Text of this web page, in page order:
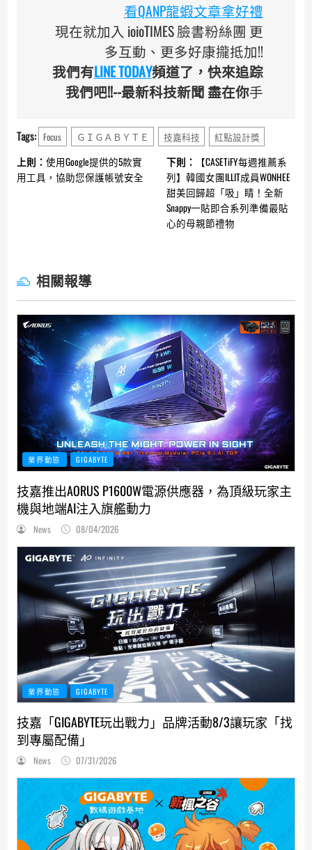
看QANP龍蝦文章拿好禮
現在就加入 ioioTIMES 臉書粉絲團 更
多互動、更多好康攏抵加!!
我們有LINE TODAY頻道了，快來追踪
我們吧!!--最新科技新聞 盡在你手
Tags: Focus ＧＩＧＡＢＹＴＥ 技嘉科技 紅點設計獎
Continue
Reading
上則： 使用Google提供的5款實
用工具，協助您保護帳號安全
下則：
【CASETiFY每週推薦系
列】韓國女團ILLIT成員WONHEE
甜美回歸超「吸」睛！全新
Snappy一貼即合系列準備最貼
心的母親節禮物
相關報導
業界動態 GIGABYTE
技嘉推出AORUS P1600W電源供應器，為頂級玩家主
機與地端AI注入旗艦動力
News 08/04/2026
業界動態 GIGABYTE
技嘉「GIGABYTE玩出戰力」品牌活動8/3讓玩家「找
到專屬配備」
News 07/31/2026